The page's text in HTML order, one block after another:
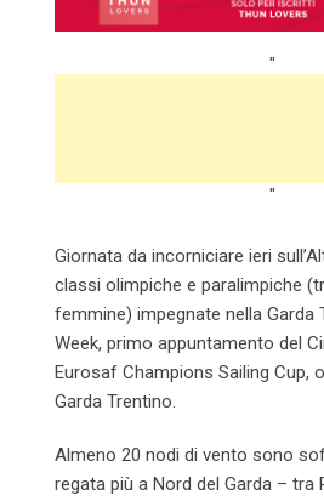
"
"
Giornata da incorniciare ieri
classi olimpiche e paralimpiche
femmine) impegnate nella Garda
Week, primo appuntamento del
Eurosaf Champions Sailing Cup,
Garda Trentino.
Almeno 20 nodi di vento sono
regata più a Nord del Garda – tra